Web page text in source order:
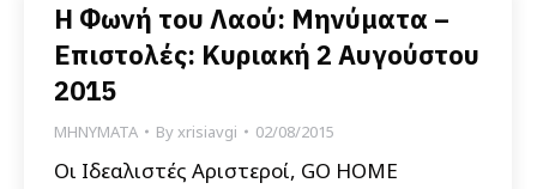
Η Φωνή του Λαού: Μηνύματα –
Επιστολές: Κυριακή 2 Αυγούστου
2015
ΜΗΝΥΜΑΤΑ Byxrisiavgi 02/08/2015
Οι Ιδεαλιστές Αριστεροί, GO HOME